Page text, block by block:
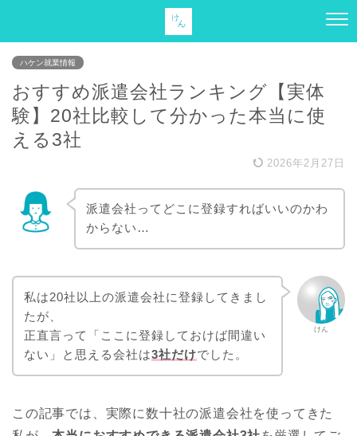
ハケン就業情報
おすすめ派遣会社ランキング【実体
験】20社比較して分かった本当に使
える3社
2026年2月27日
派遣会社ってどこに登録すればいいのかわ
からない…
けん
私は20社以上の派遣会社に登録してきまし
たが、
正直言って「ここに登録しておけば間違い
ない」と思える会社は3社だけでした。
この記事では、実際に数十社の派遣会社を使ってきた